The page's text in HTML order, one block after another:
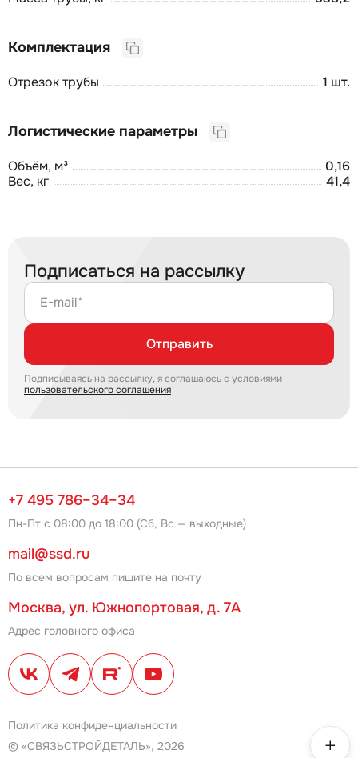
Комплектация
Отрезок трубы 1 шт.
Логистические параметры
Объём, м³
0,16
Вес, кг
41,4
Подписаться на рассылку
E-mail*
Отправить
Подписываясь на рассылку, я соглашаюсь с условиями
пользовательского соглашения
+7 495 786–34–34
Пн-Пт с 08:00 до 18:00 (Сб, Вс — выходные)
mail@ssd.ru
По всем вопросам пишите на почту
Москва, ул. Южнопортовая, д. 7А
Адрес головного офиса
Политика конфиденциальности
© «СВЯЗЬСТРОЙДЕТАЛЬ», 2026